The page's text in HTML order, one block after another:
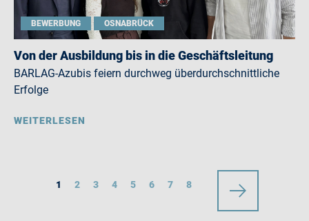
BEWERBUNG OSNABRÜCK
Von der Ausbildung bis in die Geschäftsleitung
BARLAG-Azubis feiern durchweg überdurchschnittliche
Erfolge
WEITERLESEN
1 2 3 4 5 6 7 8